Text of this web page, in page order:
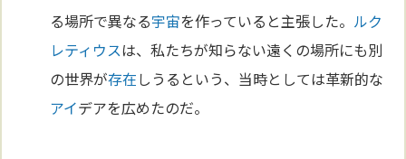
る場所で異なる宇宙を作っていると主張した。 ルク
レティウスは、私たちが知らない遠くの場所にも別
の世界が存在しうるという、当時としては革新的な
アイデアを広めたのだ。